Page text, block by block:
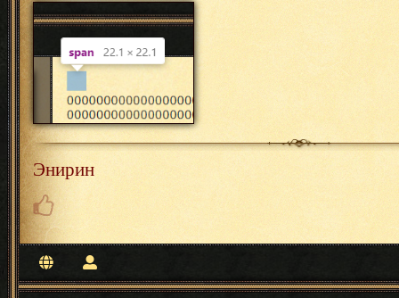
Энирин